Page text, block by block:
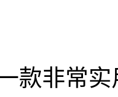
款非常实